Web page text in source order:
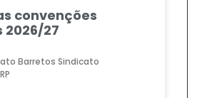
convenções
27
Barretos Sindicato